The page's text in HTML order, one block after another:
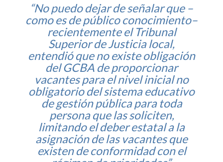
“No puedo dejar de señalar que –
como es de público conocimiento–
recientemente el Tribunal
Superior de Justicia local,
entendió que no existe obligación
del GCBA de proporcionar
vacantes para el nivel inicial no
obligatorio del sistema educativo
de gestión pública para toda
persona que las soliciten,
limitando el deber estatal a la
asignación de las vacantes que
existen de conformidad con el